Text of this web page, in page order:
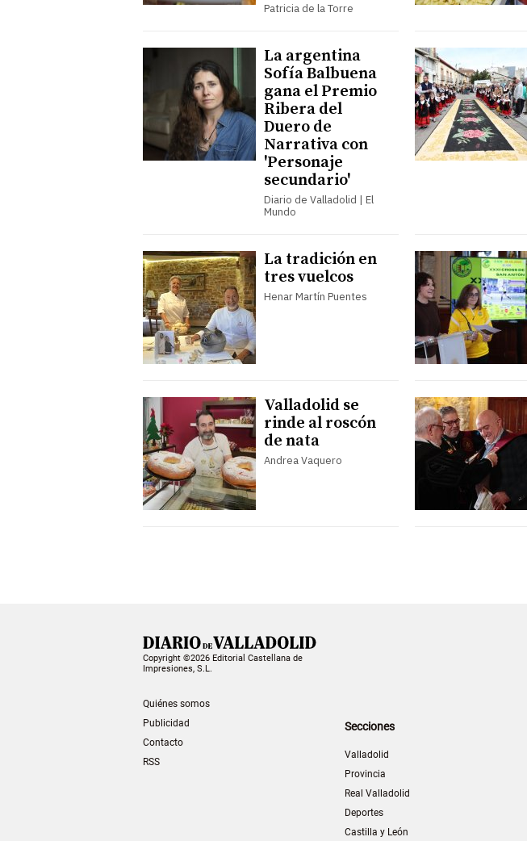
Patricia de la Torre
La argentina
Sofía Balbuena
gana el Premio
Ribera del
Duero de
Narrativa con
'Personaje
secundario'
Diario de Valladolid | El
Mundo
La tradición en
tres vuelcos
Henar Martín Puentes
Valladolid se
rinde al roscón
de nata
Andrea Vaquero
Copyright ©2026 Editorial Castellana de
Impresiones, S.L.
Quiénes somos
Publicidad
Contacto
RSS
Secciones
Valladolid
Provincia
Real Valladolid
Deportes
Castilla y León